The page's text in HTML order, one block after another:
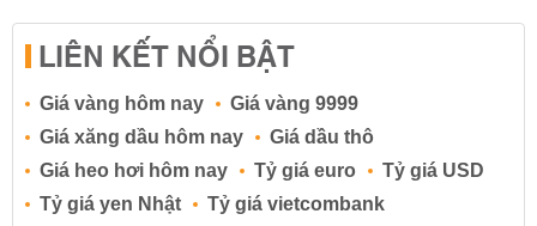
LIÊN KẾT NỔI BẬT
Giá vàng hôm nay
Giá vàng 9999
Giá xăng dầu hôm nay
Giá dầu thô
Giá heo hơi hôm nay
Tỷ giá euro
Tỷ giá USD
Tỷ giá yen Nhật
Tỷ giá vietcombank